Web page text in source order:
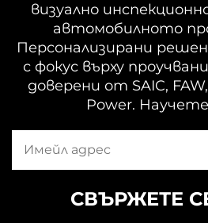
визуално
автомобилното
Персонализирани
с фокус върху
доверени от SAIC,
Power.
СВЪРЖЕТЕ